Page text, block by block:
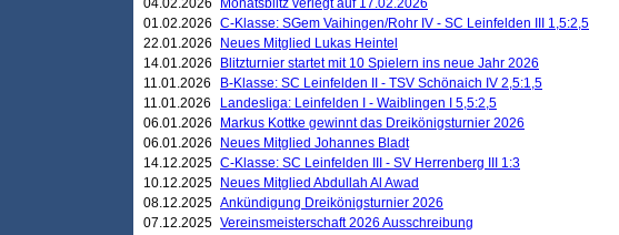
04.02.2026
Monatsblitz verlegt auf 17.02.2026
01.02.2026 C-Klasse: SGem Vaihingen/Rohr IV - SC Leinfelden III 1,5:2,5
22.01.2026
Neues Mitglied Lukas Heintel
14.01.2026
Blitzturnier startet mit 10 Spielern ins neue Jahr 2026
11.01.2026
B-Klasse: SC Leinfelden II - TSV Schönaich IV 2,5:1,5
11.01.2026
Landesliga: Leinfelden I - Waiblingen I 5,5:2,5
06.01.2026
Markus Kottke gewinnt das Dreikönigsturnier 2026
06.01.2026
Neues Mitglied Johannes Bladt
14.12.2025 C-Klasse: SC Leinfelden III - SV Herrenberg III 1:3
10.12.2025
Neues Mitglied Abdullah Al Awad
08.12.2025 Ankündigung Dreikönigsturnier 2026
07.12.2025 Vereinsmeisterschaft 2026 Ausschreibung